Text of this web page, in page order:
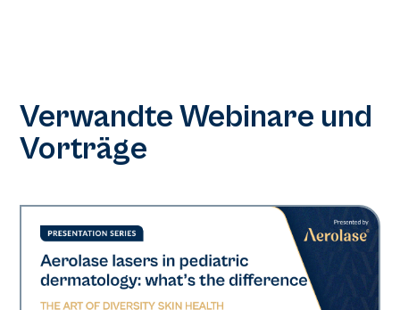
Verwandte Webinare und
Vorträge